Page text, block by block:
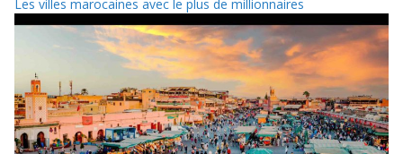
Les villes marocaines avec le plus de millionnaires